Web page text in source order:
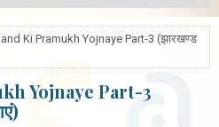
Ki Pramukh Yojnaye Part-3 (झारखण्ड
Yojnaye Part-3